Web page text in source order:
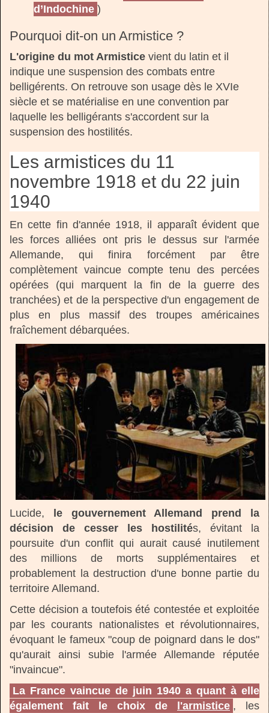
d’Indochine )
Pourquoi dit-on un Armistice ?
L'origine du mot Armistice vient du latin et il
indique une suspension des combats entre
belligérents. On retrouve son usage dès le XVIe
siècle et se matérialise en une convention par
laquelle les belligérants s'accordent sur la
suspension des hostilités.
Les armistices du 11
novembre 1918 et du 22 juin
1940
En cette fin d'année 1918, il apparaît évident que
les forces alliées ont pris le dessus sur l'armée
Allemande, qui finira forcément par être
complètement vaincue compte tenu des percées
opérées (qui marquent la fin de la guerre des
tranchées) et de la perspective d'un engagement de
plus en plus massif des troupes américaines
fraîchement débarquées.
Lucide,
le gouvernement Allemand prend la
décision de cesser les hostilités, évitant la
poursuite d'un conflit qui aurait causé inutilement
des millions de morts supplémentaires et
probablement la destruction d'une bonne partie du
territoire Allemand.
Cette décision a toutefois été contestée et exploitée
par les courants nationalistes et révolutionnaires,
évoquant le fameux "coup de poignard dans le dos"
qu'aurait ainsi subie l'armée Allemande réputée
"invaincue".
La France vaincue de juin 1940 a quant à elle
également fait le choix de
l'armistice , les